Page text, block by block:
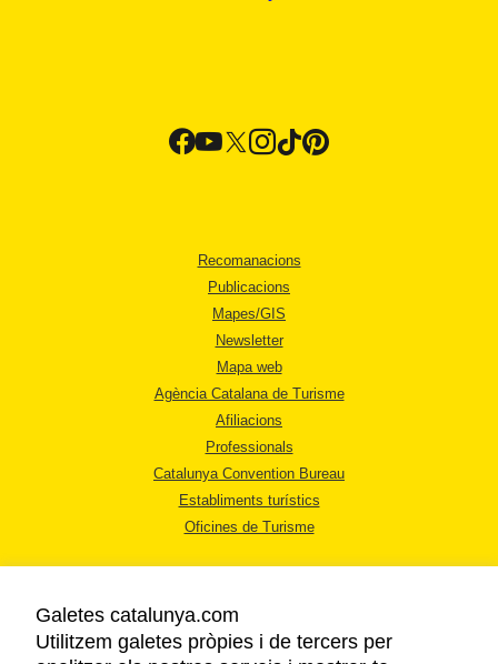
Recomanacions
Publicacions
Mapes/GIS
Newsletter
Mapa web
Agència Catalana de Turisme
Afiliacions
Professionals
Catalunya Convention Bureau
Establiments turístics
Oficines de Turisme
Galetes catalunya.com
Utilitzem galetes pròpies i de tercers per